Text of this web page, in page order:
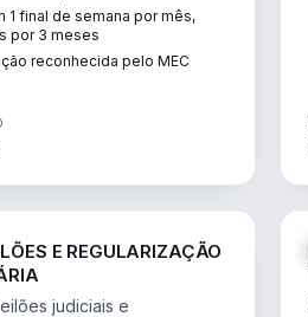
1 final de semana por mês,
por 3 meses
reconhecida pelo MEC
E REGULARIZAÇÃO
judiciais e